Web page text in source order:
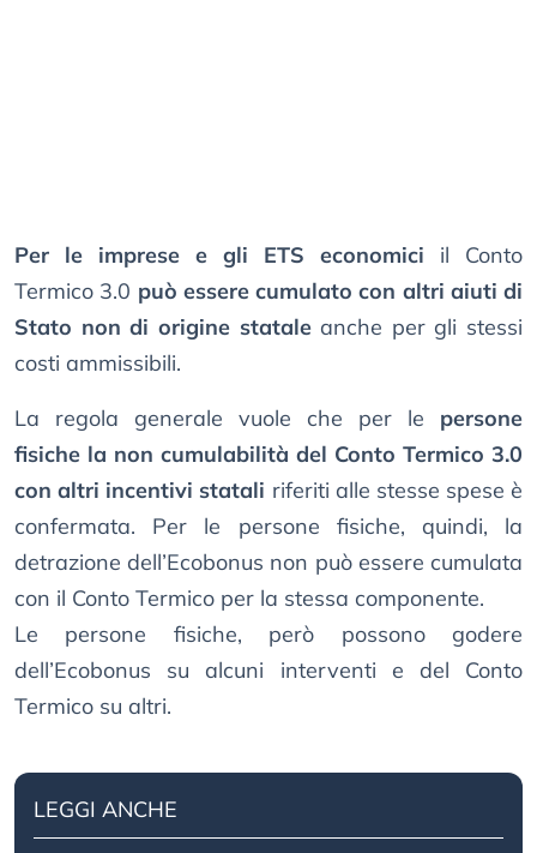
Per le imprese e gli ETS economici il Conto
Termico 3.0 può essere cumulato con altri aiuti di
Stato non di origine stataleanche per gli stessi
costi ammissibili.
La regola generale vuole che per le persone
fisiche la non cumulabilità del Conto Termico 3.0
con altri incentivi statali riferiti alle stesse spese è
confermata. Per le persone fisiche, quindi, la
detrazione dell’Ecobonus non può essere cumulata
con il Conto Termico per la stessa componente.
Le persone fisiche, però possono godere
dell’Ecobonus su alcuni interventi e del Conto
Termico su altri.
LEGGI ANCHE